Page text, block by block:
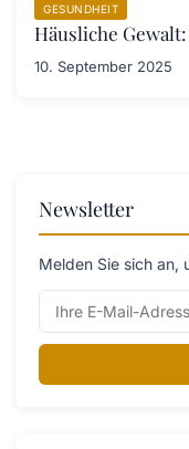
GESUNDHEIT
Häusliche
10. September 2025
Newsletter
Melden Sie sich an,